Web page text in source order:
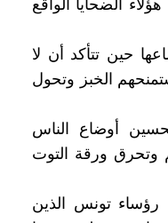
الضحايا الواقع
حين تتأكد أن لا
الخبز وتحول
أوضاع الناس
وتحرق ورقة التوت
رؤساء تونس الذين